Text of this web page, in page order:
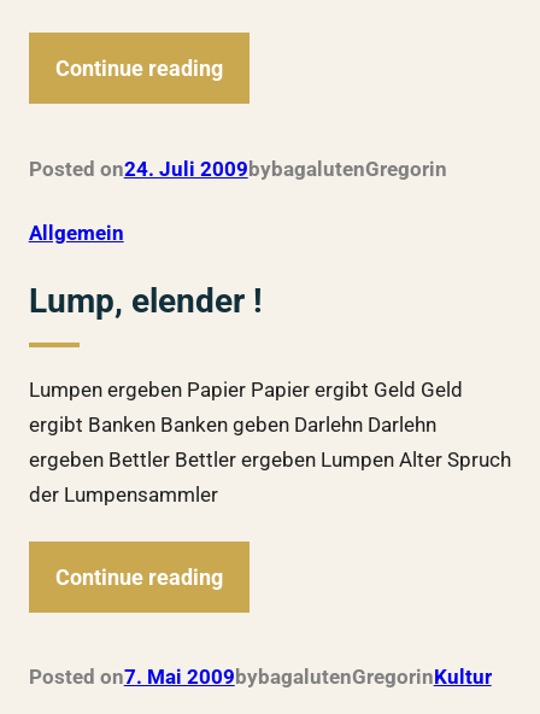
Continue reading
Posted on24. Juli 2009bybagalutenGregorin
Allgemein
Lump, elender !
Lumpen ergeben Papier Papier ergibt Geld Geld
ergibt Banken Banken geben Darlehn Darlehn
ergeben Bettler Bettler ergeben Lumpen Alter Spruch
der Lumpensammler
Continue reading
Posted on7. Mai 2009 bybagalutenGregorinKultur